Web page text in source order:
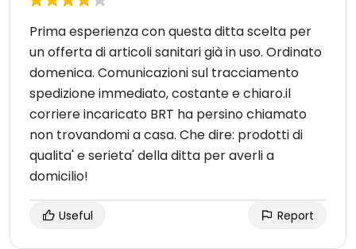
Prima esperienza con questa ditta scelta per
un offerta di articoli sanitari già in uso. Ordinato
domenica. Comunicazioni sul tracciamento
spedizione immediato, costante e chiaro.il
corriere incaricato BRT ha persino chiamato
non trovandomi a casa. Che dire: prodotti di
qualita' e serieta' della ditta per averli a
domicilio!
Useful Report